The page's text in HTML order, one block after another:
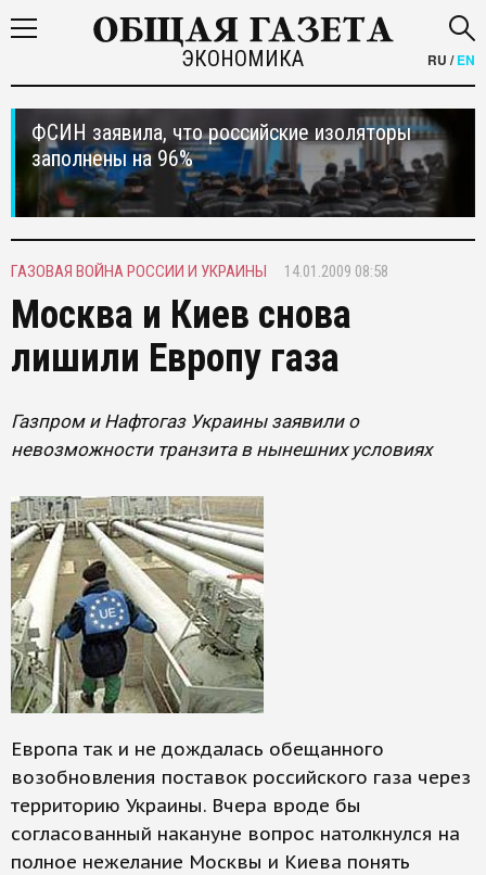
ЭКОНОМИКА RU /EN
ФСИН заявила, что российские изоляторы
заполнены на 96%
ГАЗОВАЯ ВОЙНА РОССИИ И УКРАИНЫ 14.01.2009 08:58
Москва и Киев снова
лишили Европу газа
Газпром и Нафтогаз Украины заявили о
невозможности транзита в нынешних условиях
Европа так и не дождалась обещанного
возобновления поставок российского газа через
территорию Украины. Вчера вроде бы
согласованный накануне вопрос натолкнулся на
полное нежелание Москвы и Киева понять